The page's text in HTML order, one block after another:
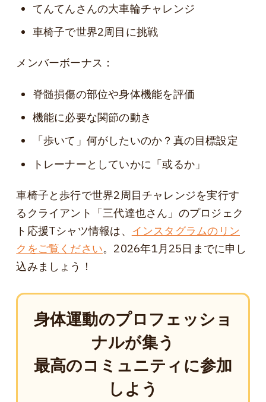
てんてんさんの大車輪チャレンジ
車椅子で世界2周目に挑戦
メンバーボーナス：
脊髄損傷の部位や身体機能を評価
機能に必要な関節の動き
「歩いて」何がしたいのか？真の目標設定
トレーナーとしていかに「或るか」
車椅子と歩行で世界2周目チャレンジを実行す
るクライアント「三代達也さん」のプロジェク
ト応援Tシャツ情報は、インスタグラムのリン
クをご覧ください。2026年1月25日までに申し
込みましょう！
身体運動のプロフェッショ
ナルが集う
最高のコミュニティに参加
しよう